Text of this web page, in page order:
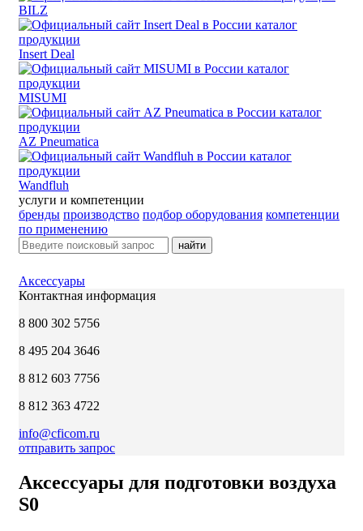
BILZ
Insert Deal
MISUMI
AZ Pneumatica
Wandfluh
услуги и компетенции
бренды производство подбор оборудования компетенции
по применению
найти
Аксессуары
Контактная информация
8 800 302 5756
8 495 204 3646
8 812 603 7756
8 812 363 4722
info@cficom.ru
отправить запрос
Аксессуары для подготовки воздуха
S0